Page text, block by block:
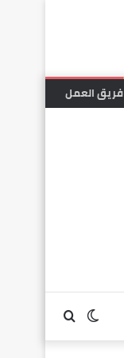
فريق العمل